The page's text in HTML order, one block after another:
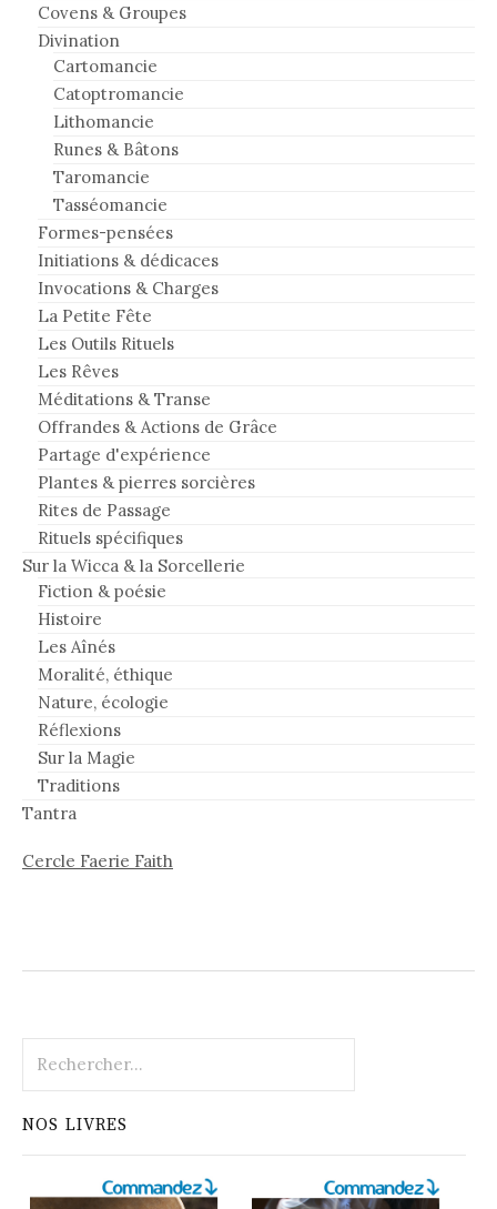
Covens & Groupes
Divination
Cartomancie
Catoptromancie
Lithomancie
Runes & Bâtons
Taromancie
Tasséomancie
Formes-pensées
Initiations & dédicaces
Invocations & Charges
La Petite Fête
Les Outils Rituels
Les Rêves
Méditations & Transe
Offrandes & Actions de Grâce
Partage d'expérience
Plantes & pierres sorcières
Rites de Passage
Rituels spécifiques
Sur la Wicca & la Sorcellerie
Fiction & poésie
Histoire
Les Aînés
Moralité, éthique
Nature, écologie
Réflexions
Sur la Magie
Traditions
Tantra
Cercle Faerie Faith
NOS LIVRES